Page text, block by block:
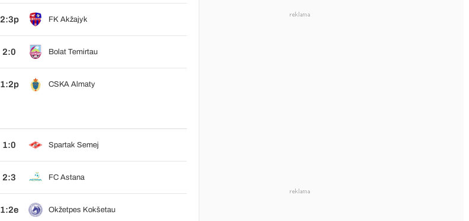
2:3p FK Akžajyk
2:0 Bolat Temirtau
1:2p CSKA Almaty
1:0 Spartak Semej
2:3 FC Astana
1:2e Okžetpes Kokšetau